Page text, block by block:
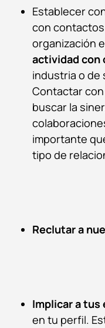
Establecer
con
organización
actividad con
industria o de
Contactar
buscar la
importante
tipo de
Reclutar a
Implicar a tus
en tu perfil.